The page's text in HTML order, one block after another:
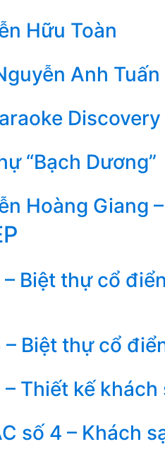
Hữu Toàn
Anh Tuấn
Discovery
“Bạch Dương”
Hoàng Giang
Biệt thự cổ
Biệt thự cổ
Thiết kế
số 4 – Khách